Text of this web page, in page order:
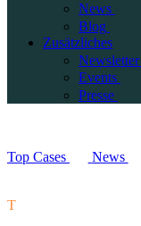
News
Blog
Zusätzliches
Newsletter
Events
Presse
Top Cases News
T